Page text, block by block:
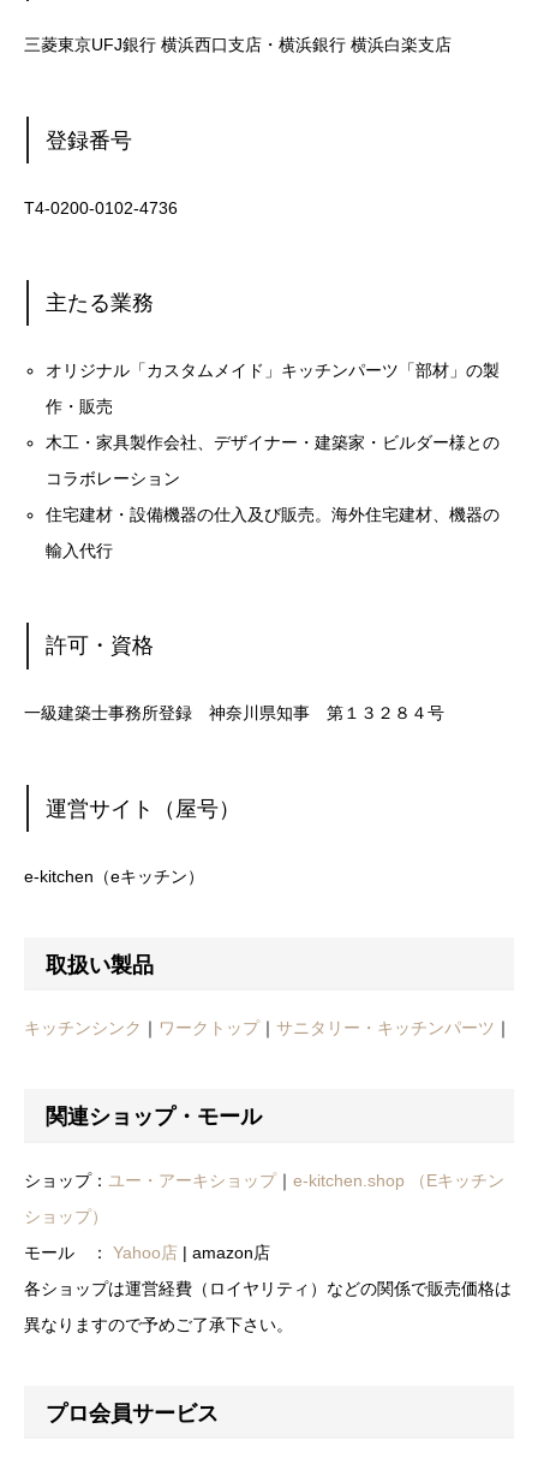
三菱東京UFJ銀行 横浜西口支店・横浜銀行 横浜白楽支店
登録番号
T4-0200-0102-4736
主たる業務
オリジナル「カスタムメイド」キッチンパーツ「部材」の製
作・販売
木工・家具製作会社、デザイナー・建築家・ビルダー様との
コラボレーション
住宅建材・設備機器の仕入及び販売。海外住宅建材、機器の
輸入代行
許可・資格
一級建築士事務所登録 神奈川県知事 第１３２８４号
運営サイト（屋号）
e-kitchen（eキッチン）
取扱い製品
キッチンシンク ｜ ワークトップ｜ サニタリー・キッチンパーツ ｜
関連ショップ・モール
ショップ： ユー・アーキショップ｜ e-kitchen.shop （Eキッチン
ショップ）
モール ： Yahoo店 | amazon店
各ショップは運営経費（ロイヤリティ）などの関係で販売価格は
異なりますので予めご了承下さい。
プロ会員サービス